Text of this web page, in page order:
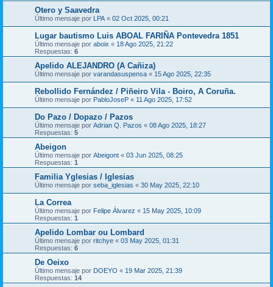
Otero y Saavedra
Último mensaje por LPA « 02 Oct 2025, 00:21
Lugar bautismo Luis ABOAL FARIÑA Pontevedra 1851
Último mensaje por aboix « 18 Ago 2025, 21:22
Respuestas: 6
Apelido ALEJANDRO (A Cañiza)
Último mensaje por varandasuspensa « 15 Ago 2025, 22:35
Rebollido Fernández / Piñeiro Vila - Boiro, A Coruña.
Último mensaje por PabloJoseP « 11 Ago 2025, 17:52
Do Pazo / Dopazo / Pazos
Último mensaje por Adrian Q. Pazos « 08 Ago 2025, 18:27
Respuestas: 5
Abeigon
Último mensaje por Abeigont « 03 Jun 2025, 08:25
Respuestas: 1
Familia Yglesias / Iglesias
Último mensaje por seba_iglesias « 30 May 2025, 22:10
La Correa
Último mensaje por Felipe Álvarez « 15 May 2025, 10:09
Respuestas: 1
Apelido Lombar ou Lombard
Último mensaje por ritchye « 03 May 2025, 01:31
Respuestas: 6
De Oeixo
Último mensaje por DOEYO « 19 Mar 2025, 21:39
Respuestas: 14